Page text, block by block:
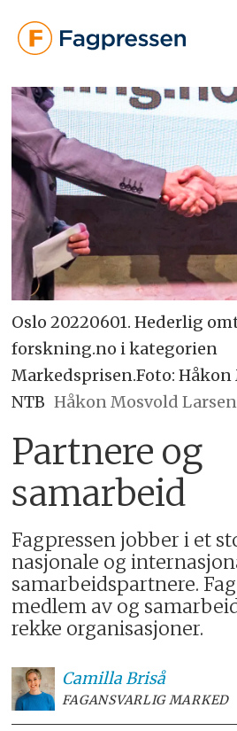
Oslo 20220601. Hederlig
forskning.no i kategorien
Markedsprisen.Foto:
NTB Håkon Mosvold Larsen
Partnere og
samarbeid
Fagpressen jobber i et
nasjonale og
samarbeidspartnere.
medlem av og
rekke organisasjoner.
CamillaBriså
FAGANSVARLIG MARKED